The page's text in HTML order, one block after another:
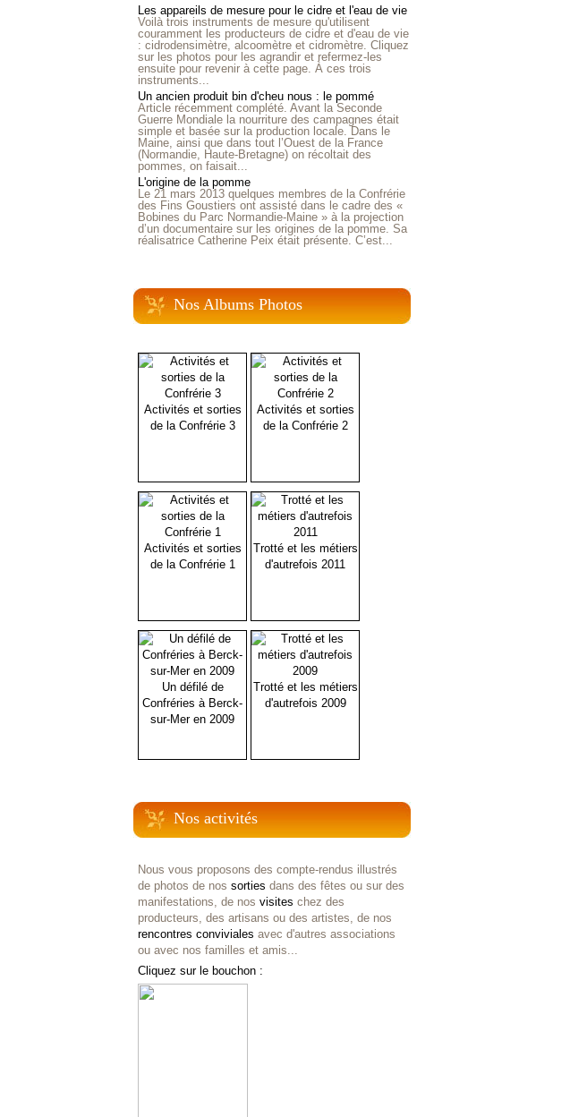
Les appareils de mesure pour le cidre et l'eau de vie
Voilà trois instruments de mesure qu'utilisent
couramment les producteurs de cidre et d'eau de vie
: cidrodensimètre, alcoomètre et cidromètre. Cliquez
sur les photos pour les agrandir et refermez-les
ensuite pour revenir à cette page. À ces trois
instruments...
Un ancien produit bin d'cheu nous : le pommé
Article récemment complété. Avant la Seconde
Guerre Mondiale la nourriture des campagnes était
simple et basée sur la production locale. Dans le
Maine, ainsi que dans tout l’Ouest de la France
(Normandie, Haute-Bretagne) on récoltait des
pommes, on faisait...
L'origine de la pomme
Le 21 mars 2013 quelques membres de la Confrérie
des Fins Goustiers ont assisté dans le cadre des «
Bobines du Parc Normandie-Maine » à la projection
d’un documentaire sur les origines de la pomme. Sa
réalisatrice Catherine Peix était présente. C’est...
Nos Albums Photos
Activités et sorties
de la Confrérie 3
Activités et sorties
de la Confrérie 2
Activités et sorties
de la Confrérie 1
Trotté et les métiers
d'autrefois 2011
Un défilé de
Confréries à Berck-
sur-Mer en 2009
Trotté et les métiers
d'autrefois 2009
Nos activités
Nous vous proposons des compte-rendus illustrés
de photos de nos sorties dans des fêtes ou sur des
manifestations, de nos visites chez des
producteurs, des artisans ou des artistes, de nos
rencontres conviviales avec d'autres associations
ou avec nos familles et amis...
Cliquez sur le bouchon :